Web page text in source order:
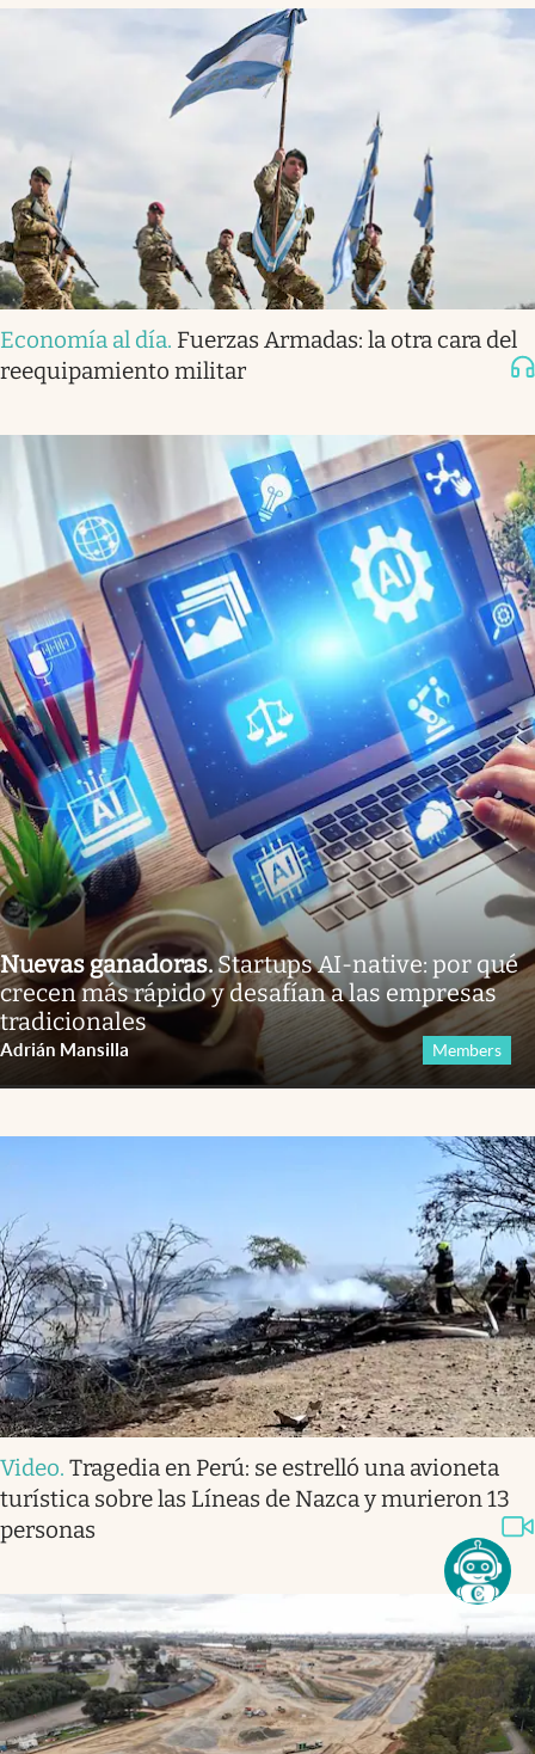
Economía al día. Fuerzas Armadas: la otra cara del
reequipamiento militar
Nuevas ganadoras.Startups AI-native: por qué
crecen más rápido y desafían a las empresas
tradicionales
Adrián Mansilla Members
Video. Tragedia en Perú: se estrelló una avioneta
turística sobre las Líneas de Nazca y murieron 13
personas